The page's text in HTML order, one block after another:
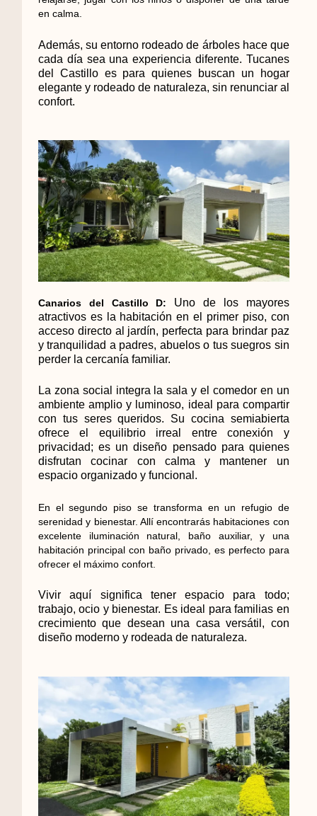
en calma.
Además, su entorno rodeado de árboles hace que
cada día sea una experiencia diferente. Tucanes
del Castillo es para quienes buscan un hogar
elegante y rodeado de naturaleza, sin renunciar al
confort.
Canarios del Castillo D:
Uno de los mayores
atractivos es la habitación en el primer piso, con
acceso directo al jardín, perfecta para brindar paz
y tranquilidad a padres, abuelos o tus suegros sin
perder la cercanía familiar.
La zona social integra la sala y el comedor en un
ambiente amplio y luminoso, ideal para compartir
con tus seres queridos. Su cocina semiabierta
ofrece el equilibrio irreal entre conexión y
privacidad; es un diseño pensado para quienes
disfrutan cocinar con calma y mantener un
espacio organizado y funcional.
En el segundo piso se transforma en un refugio de
serenidad y bienestar. Allí encontrarás habitaciones con
excelente iluminación natural, baño auxiliar, y una
habitación principal con baño privado, es perfecto para
ofrecer el máximo confort.
Vivir aquí significa tener espacio para todo;
trabajo, ocio y bienestar. Es ideal para familias en
crecimiento que desean una casa versátil, con
diseño moderno y rodeada de naturaleza.